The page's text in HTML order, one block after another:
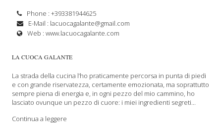
Phone : +393381944625
E-Mail : lacuocagalante@gmail.com
Web :www.lacuocagalante.com
LA CUOCA GALANTE
La strada della cucina l’ho praticamente percorsa in punta di piedi
e con grande riservatezza, certamente emozionata, ma soprattutto
sempre piena di energia e, in ogni pezzo del mio cammino, ho
lasciato ovunque un pezzo di cuore: i miei ingredienti segreti...
Continua a leggere